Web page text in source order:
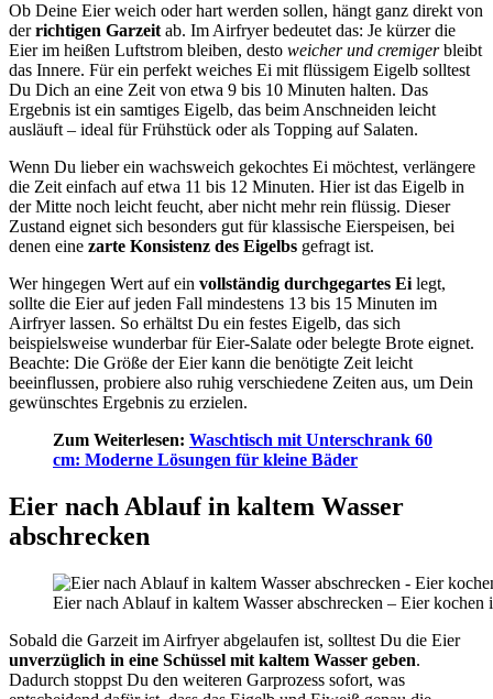
Ob Deine Eier weich oder hart werden sollen, hängt ganz direkt von
derrichtigen Garzeit ab. Im Airfryer bedeutet das: Je kürzer die
Eier im heißen Luftstrom bleiben, desto weicher und cremigerbleibt
das Innere. Für ein perfekt weiches Ei mit flüssigem Eigelb solltest
Du Dich an eine Zeit von etwa 9 bis 10 Minuten halten. Das
Ergebnis ist ein samtiges Eigelb, das beim Anschneiden leicht
ausläuft – ideal für Frühstück oder als Topping auf Salaten.
Wenn Du lieber ein wachsweich gekochtes Ei möchtest, verlängere
die Zeit einfach auf etwa 11 bis 12 Minuten. Hier ist das Eigelb in
der Mitte noch leicht feucht, aber nicht mehr rein flüssig. Dieser
Zustand eignet sich besonders gut für klassische Eierspeisen, bei
denen eine zarte Konsistenz des Eigelbs gefragt ist.
Wer hingegen Wert auf ein vollständig durchgegartes Ei legt,
sollte die Eier auf jeden Fall mindestens 13 bis 15 Minuten im
Airfryer lassen. So erhältst Du ein festes Eigelb, das sich
beispielsweise wunderbar für Eier-Salate oder belegte Brote eignet.
Beachte: Die Größe der Eier kann die benötigte Zeit leicht
beeinflussen, probiere also ruhig verschiedene Zeiten aus, um Dein
gewünschtes Ergebnis zu erzielen.
Zum Weiterlesen: Waschtisch mit Unterschrank 60
cm: Moderne Lösungen für kleine Bäder
Eier nach Ablauf in kaltem Wasser
abschrecken
Eier nach Ablauf in kaltem Wasser abschrecken – Eier
Sobald die Garzeit im Airfryer abgelaufen ist, solltest Du die Eier
unverzüglich in eine Schüssel mit kaltem Wasser geben.
Dadurch stoppst Du den weiteren Garprozess sofort, was